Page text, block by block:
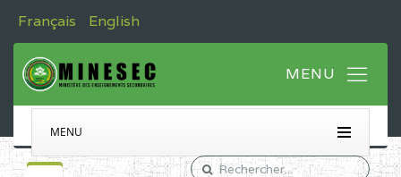
Français English
MENU